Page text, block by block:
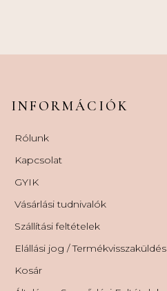
INFORMÁCIÓK
Rólunk
Kapcsolat
GYIK
Vásárlási tudnivalók
Szállítási feltételek
Elállási jog / Termékvisszaküldés
Kosár